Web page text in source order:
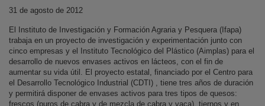
31 de agosto de 2012
El Instituto de Investigación y Formación Agraria y Pesquera (Ifapa)
trabaja en un proyecto de investigación y experimentación junto con
cinco empresas y el Instituto Tecnológico del Plástico (Aimplas) para el
desarrollo de nuevos envases activos en lácteos, con el fin de
aumentar su vida útil. El proyecto estatal, financiado por el Centro para
el Desarrollo Tecnológico Industrial (CDTI) , tiene tres años de duración
y permitirá disponer de envases activos para tres tipos de quesos:
frescos (puros de cabra y de mezcla de cabra y vaca), tiernos y en